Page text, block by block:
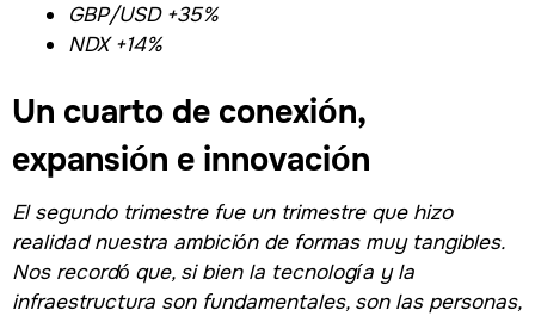
GBP/USD +35%
NDX +14%
Un cuarto de conexión,
expansión e innovación
El segundo trimestre fue un trimestre que hizo
realidad nuestra ambición de formas muy tangibles.
Nos recordó que, si bien la tecnología y la
infraestructura son fundamentales, son las personas,